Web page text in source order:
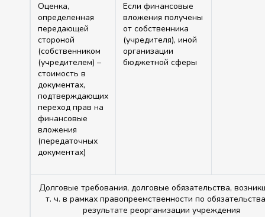
Оценка,
определенная
передающей
стороной
(собственником
(учредителем) –
стоимость в
документах,
подтверждающих
переход прав на
финансовые
вложения
(передаточных
документах)
Если финансовые
вложения получены
от собственника
(учредителя), иной
организации
бюджетной сферы
Долговые требования, долговые обязательства,
т. ч. в рамках правопреемственности по
результате реорганизации учреждения